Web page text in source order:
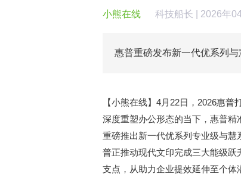
小熊在线 科技船长 | 2026年
惠普重磅发布新一代优系列
【小熊在线】4月22日，2026惠
深度重塑办公形态的当下，惠普精
重磅推出新一代优系列专业级与
普正推动现代文印完成三大能级
支点，从助力企业提效延伸至个